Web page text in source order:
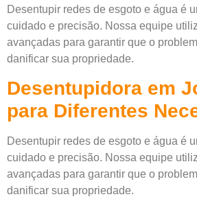
Desentupir redes de esgoto e água é
cuidado e precisão. Nossa equipe
avançadas para garantir que o
danificar sua propriedade.
Desentupidora em
para Diferentes
Desentupir redes de esgoto e água é
cuidado e precisão. Nossa equipe
avançadas para garantir que o
danificar sua propriedade.